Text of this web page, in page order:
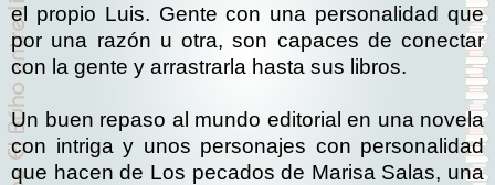
el propio Luis. Gente con una personalidad que
por una razón u otra, son capaces de conectar
con la gente y arrastrarla hasta sus libros.
Un buen repaso al mundo editorial en una novela
con intriga y unos personajes con personalidad
que hacen de Los pecados de Marisa Salas, una